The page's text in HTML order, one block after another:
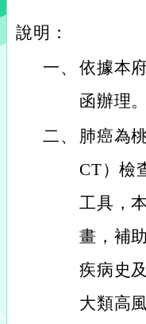
說明：
一、 依據本
函辦理。
二、
肺癌為
CT）檢
工具，
畫，補
疾病史
大類高